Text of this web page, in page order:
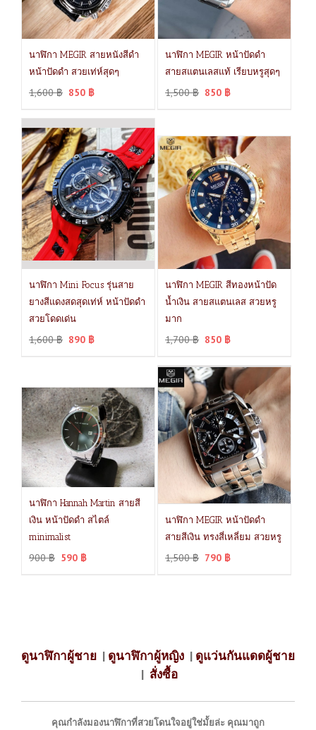
นาฬิกา MEGIR สายหนังสีดำ
หน้าปัดดำ สวยเท่ห์สุดๆ
1,600฿ 850 ฿
นาฬิกา MEGIR หน้าปัดดำ
สายสแตนเลสแท้ เรียบหรูสุดๆ
1,500฿ 850 ฿
นาฬิกา Mini Focus รุ่นสาย
ยางสีแดงสดสุดเท่ห์ หน้าปัดดำ
สวยโดดเด่น
1,600฿ 890 ฿
นาฬิกา MEGIR สีทองหน้าปัด
น้ำเงิน สายสแตนเลส สวยหรู
มาก
1,700฿ 850 ฿
นาฬิกา Hannah Martin สายสี
เงิน หน้าปัดดำ สไตล์
minimalist
900฿ 590 ฿
นาฬิกา MEGIR หน้าปัดดำ
สายสีเงิน ทรงสี่เหลี่ยม สวยหรู
1,500฿ 790 ฿
ดูนาฬิกาผู้ชาย | ดูนาฬิกาผู้หญิง | ดูแว่นกันแดดผู้ชาย
| สั่งซื้อ
คุณกำลังมองนาฬิกาที่สวยโดนใจอยู่ใช่มั้ยล่ะ คุณมาถูก